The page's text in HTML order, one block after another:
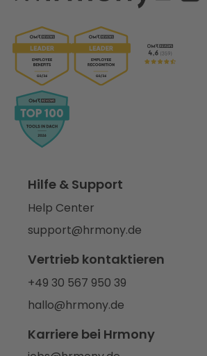
Hilfe & Support
Help Center
support@hrmony.de
Vertrieb kontaktieren
+49 30 567 950 39
hallo@hrmony.de
Karriere bei Hrmony